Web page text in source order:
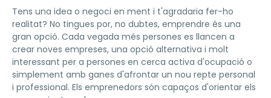
Tens una idea o negoci en ment i t'agradaria fer-ho
realitat? No tingues por, no dubtes, emprendre és una
gran opció. Cada vegada més persones es llancen a
crear noves empreses, una opció alternativa i molt
interessant per a persones en cerca activa d'ocupació o
simplement amb ganes d'afrontar un nou repte personal
i professional. Els emprenedors són capaços d'orientar els